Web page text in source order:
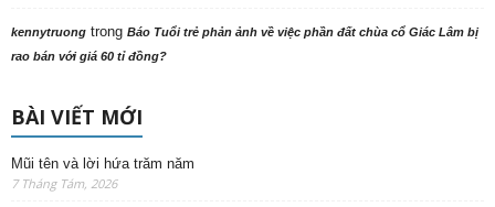
kennytruong trong Báo Tuổi trẻ phản ảnh về việc phần đất chùa cổ Giác Lâm bị
rao bán với giá 60 tỉ đồng?
BÀI VIẾT MỚI
Mũi tên và lời hứa trăm năm
7 Tháng Tám, 2026